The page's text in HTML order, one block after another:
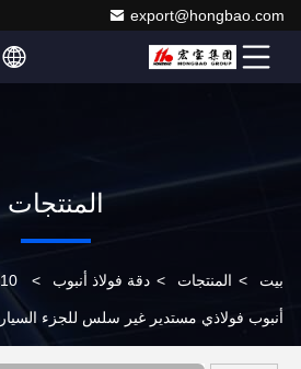
export@hongbao.com
المنتجات
بيت > المنتجات > دقة فولاذ أنبوب >
أنبوب فولاذي مستدير غير سلس للجزء